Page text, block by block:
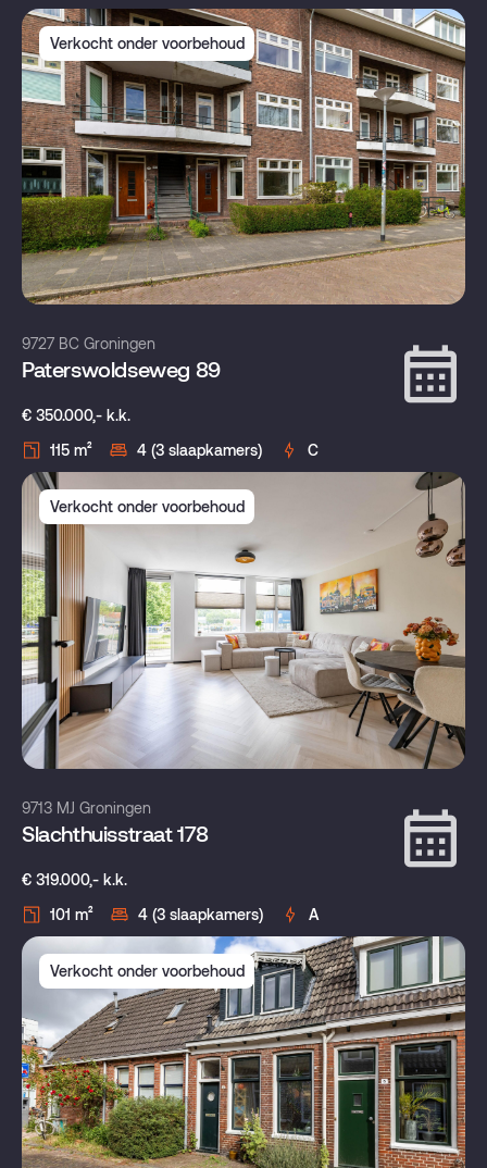
Verkocht onder voorbehoud
9727 BC Groningen
Paterswoldseweg 89
€ 350.000,- k.k.
115 m²
4 (3 slaapkamers) C
Verkocht onder voorbehoud
9713 MJ Groningen
Slachthuisstraat 178
€ 319.000,- k.k.
101 m²
4 (3 slaapkamers) A
Verkocht onder voorbehoud